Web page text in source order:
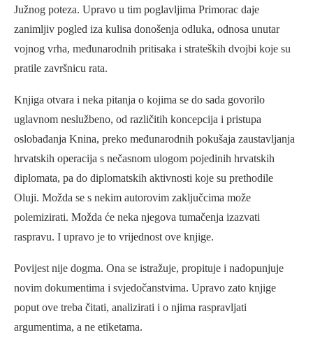
Južnog poteza. Upravo u tim poglavljima Primorac daje
zanimljiv pogled iza kulisa donošenja odluka, odnosa unutar
vojnog vrha, međunarodnih pritisaka i strateških dvojbi koje su
pratile završnicu rata.
Knjiga otvara i neka pitanja o kojima se do sada govorilo
uglavnom neslužbeno, od različitih koncepcija i pristupa
oslobađanja Knina, preko međunarodnih pokušaja zaustavljanja
hrvatskih operacija s nečasnom ulogom pojedinih hrvatskih
diplomata, pa do diplomatskih aktivnosti koje su prethodile
Oluji. Možda se s nekim autorovim zaključcima može
polemizirati. Možda će neka njegova tumačenja izazvati
raspravu. I upravo je to vrijednost ove knjige.
Povijest nije dogma. Ona se istražuje, propituje i nadopunjuje
novim dokumentima i svjedočanstvima. Upravo zato knjige
poput ove treba čitati, analizirati i o njima raspravljati
argumentima, a ne etiketama.